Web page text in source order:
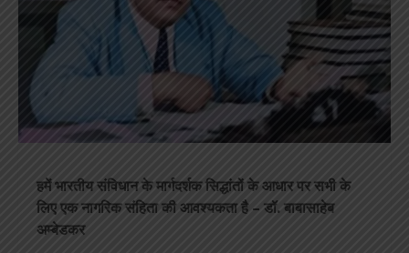
हमें भारतीय संविधान के मार्गदर्शक सिद्धांतों के आधार पर सभी के
लिए एक नागरिक संहिता की आवश्यकता है – डॉ. बाबासाहेब
अम्बेडकर